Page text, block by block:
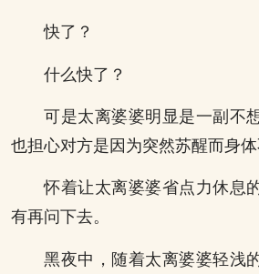
快了？
什么快了？
可是太离婆婆明显是一副不
也担心对方是因为突然苏醒而身体
怀着让太离婆婆省点力休息
有再问下去。
黑夜中，随着太离婆婆轻浅